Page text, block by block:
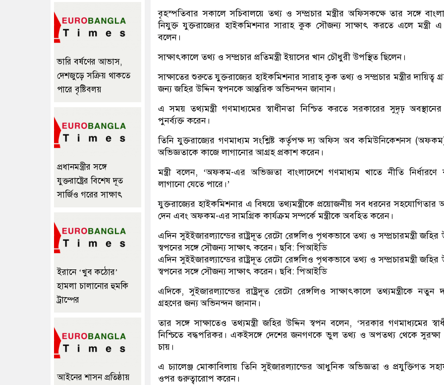
বৃহস্পতিবার সকালে সচিবালয়ে তথ্য ও সম্প্রচার মন্ত্রীর অফিসকক্ষে তার সঙ্গে
নিযুক্ত যুক্তরাজ্যের হাইকমিশনার সারাহ কুক সৌজন্য সাক্ষাৎ করতে এলে মন্ত্রী
বলেন।
সাক্ষাৎকালে তথ্য ও সম্প্রচার প্রতিমন্ত্রী ইয়াসের খান চৌধুরী উপস্থিত ছিলেন।
সাক্ষাতের শুরুতে যুক্তরাজ্যের হাইকমিশনার সারাহ কুক তথ্য ও সম্প্রচার মন্ত্রীর দায়িত্ব
জন্য জহির উদ্দিন স্বপনকে আন্তরিক অভিনন্দন জানান।
এ সময় তথ্যমন্ত্রী গণমাধ্যমের স্বাধীনতা নিশ্চিত করতে সরকারের সুদৃঢ়
পুনর্ব্যক্ত করেন।
তিনি যুক্তরাজ্যের গণমাধ্যম সংশ্লিষ্ট কর্তৃপক্ষ দ্য অফিস অব কমিউনিকেশনস
অভিজ্ঞতাকে কাজে লাগানোর আগ্রহ প্রকাশ করেন।
মন্ত্রী বলেন, ‘অফকম-এর অভিজ্ঞতা বাংলাদেশে গণমাধ্যম খাতে নীতি নির্ধারণে
লাগানো যেতে পারে।’
যুক্তরাজ্যের হাইকমিশনার এ বিষয়ে তথ্যমন্ত্রীকে প্রয়োজনীয় সব ধরনের সহযোগিতার
দেন এবং অফকম-এর সামগ্রিক কার্যক্রম সম্পর্কে মন্ত্রীকে অবহিত করেন।
এদিন সুইইজারল্যান্ডের রাষ্ট্রদূত রেটো রেঙ্গলিও পৃথকভাবে তথ্য ও সম্প্রচারমন্ত্রী জহির
স্বপনের সঙ্গে সৌজন্য সাক্ষাৎ করেন। ছবি: পিআইডি
এদিন সুইইজারল্যান্ডের রাষ্ট্রদূত রেটো রেঙ্গলিও পৃথকভাবে তথ্য ও সম্প্রচারমন্ত্রী জহির
স্বপনের সঙ্গে সৌজন্য সাক্ষাৎ করেন। ছবি: পিআইডি
এদিকে, সুইজারল্যান্ডের রাষ্ট্রদূত রেটো রেঙ্গলিও সাক্ষাৎকালে তথ্যমন্ত্রীকে নতুন
গ্রহণের জন্য অভিনন্দন জানান।
তার সঙ্গে সাক্ষাতেও তথ্যমন্ত্রী জহির উদ্দিন স্বপন বলেন, ‘সরকার গণমাধ্যমের
নিশ্চিতে বদ্ধপরিকর। একইসঙ্গে দেশের জনগণকে ভুল তথ্য ও অপতথ্য থেকে সুরক্ষা
চায়।
এ চ্যালেঞ্জ মোকাবিলায় তিনি সুইজারল্যান্ডের আধুনিক অভিজ্ঞতা ও প্রযুক্তিগত
ওপর গুরুত্বারোপ করেন।
ভারি বর্ষণের আভাস,
দেশজুড়ে সক্রিয় থাকতে
পারে বৃষ্টিবলয়
প্রধানমন্ত্রীর সঙ্গে
যুক্তরাষ্ট্রের বিশেষ দূত
সার্জিও গরের সাক্ষাৎ
ইরানে ‘খুব কঠোর’
হামলা চালানোর হুমকি
ট্রাম্পের
আইনের শাসন প্রতিষ্ঠায়